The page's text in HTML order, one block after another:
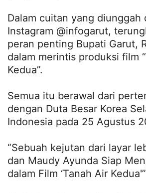
Dalam cuitan yang diunggah
Instagram @infogarut,
peran penting Bupati Garut,
dalam merintis produksi film
Kedua”.
Semua itu berawal dari
dengan Duta Besar Korea
Indonesia pada 25 Agustus
“Sebuah kejutan dari layar
dan Maudy Ayunda Siap
dalam Film ‘Tanah Air Kedua'”